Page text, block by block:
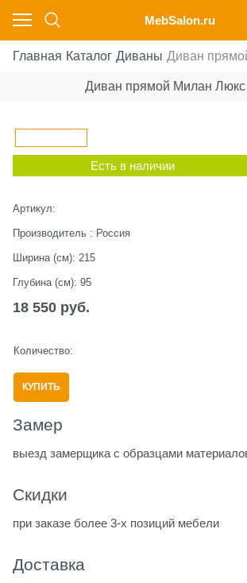
MebSalon.ru
Главная Каталог Диваны Диван
Диван прямой Милан Люкс
Есть в наличии
Артикул:
Производитель : Россия
Ширина (см): 215
Глубина (см): 95
18 550 руб.
Количество:
КУПИТЬ
Замер
выезд замерщика с образцами
Скидки
при заказе более 3-х позиций мебели
Доставка